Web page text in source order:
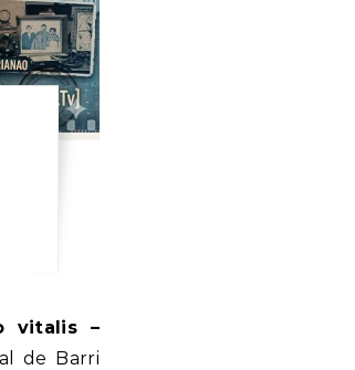
vitalis –
de Barri